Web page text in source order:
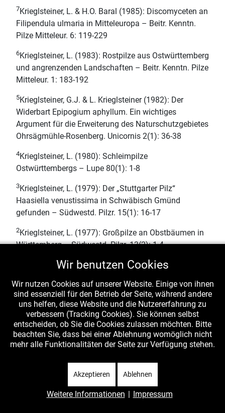
7Krieglsteiner, L. & H.O. Baral (1985): Discomyceten an
Filipendula ulmaria in Mitteleuropa – Beitr. Kenntn.
Pilze Mitteleur. 6: 119-229
6Krieglsteiner, L. (1983): Rostpilze aus Ostwürttemberg
und angrenzenden Landschaften – Beitr. Kenntn. Pilze
Mitteleur. 1: 183-192
5Krieglsteiner, G.J. & L. Krieglsteiner (1982): Der
Widerbart Epipogium aphyllum. Ein wichtiges
Argument für die Erweiterung des Naturschutzgebietes
Ohrsägmühle-Rosenberg. Unicornis 2(1): 36-38
4Krieglsteiner, L. (1980): Schleimpilze
Ostwürttembergs – Lupe 80(1): 1-8
3Krieglsteiner, L. (1979): Der „Stuttgarter Pilz“
Haasiella venustissima in Schwäbisch Gmünd
gefunden – Südwestd. Pilzr. 15(1): 16-17
2Krieglsteiner, L. (1977): Großpilze an Obstbäumen in
Württemberg – Südwestd. Pilzr. 13(2): 1-4
Krieglsteiner, L. (1975): Die Großpilze des
Vorheriger Beitrag: Portugal-Algarve
Zurück
Wir benutzen Cookies
Wir nutzen Cookies auf unserer Website. Einige von ihnen
sind essenziell für den Betrieb der Seite, während andere
uns helfen, diese Website und die Nutzererfahrung zu
verbessern (Tracking Cookies). Sie können selbst
entscheiden, ob Sie die Cookies zulassen möchten. Bitte
beachten Sie, dass bei einer Ablehnung womöglich nicht
mehr alle Funktionalitäten der Seite zur Verfügung stehen.
Akzeptieren Ablehnen
Weitere Informationen | Impressum